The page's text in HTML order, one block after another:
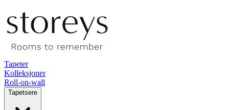
Tapeter
Kolleksjoner
Roll-on-wall
Tapetsere